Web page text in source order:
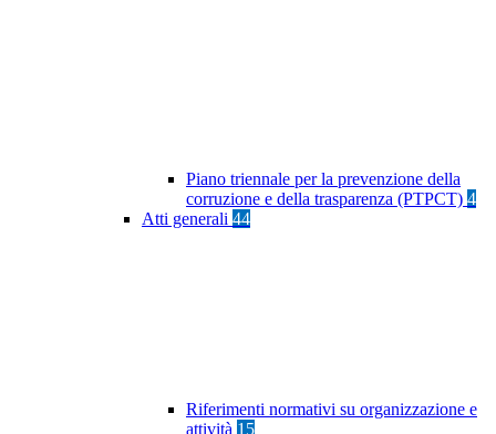
Piano triennale per la prevenzione della
corruzione e della trasparenza (PTPCT) 4
Atti generali 44
Riferimenti normativi su organizzazione e
attività 15